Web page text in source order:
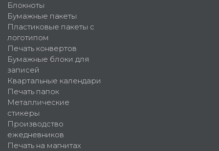
Блокноты
Бумажные пакеты
Пластиковые пакеты с
логотипом
Печать конвертов
Бумажные блоки для
записей
Квартальные календари
Печать папок
Металлические
стикеры
Производство
ежедневников
Печать на магнитах